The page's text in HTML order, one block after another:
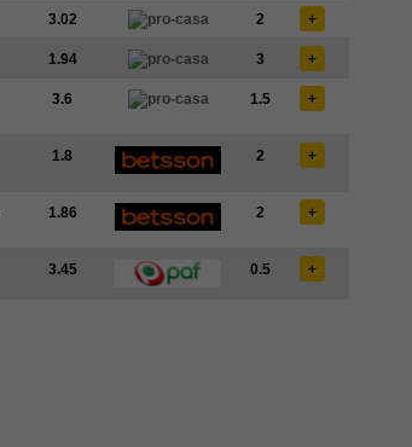
3.02 2 +
1.94 3 +
3.6 1.5 +
1.8 2 +
1.86 2 +
3.45 0.5 +